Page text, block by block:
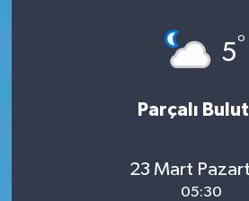
5°
Parçalı
23 Mart
05:30